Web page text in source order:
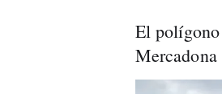
El